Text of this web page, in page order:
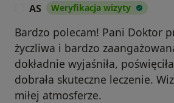
AS Weryfikacja wizyty
Bardzo polecam! Pani Doktor
życzliwa i bardzo
dokładnie wyjaśniła,
dobrała skuteczne leczenie.
miłej atmosferze.